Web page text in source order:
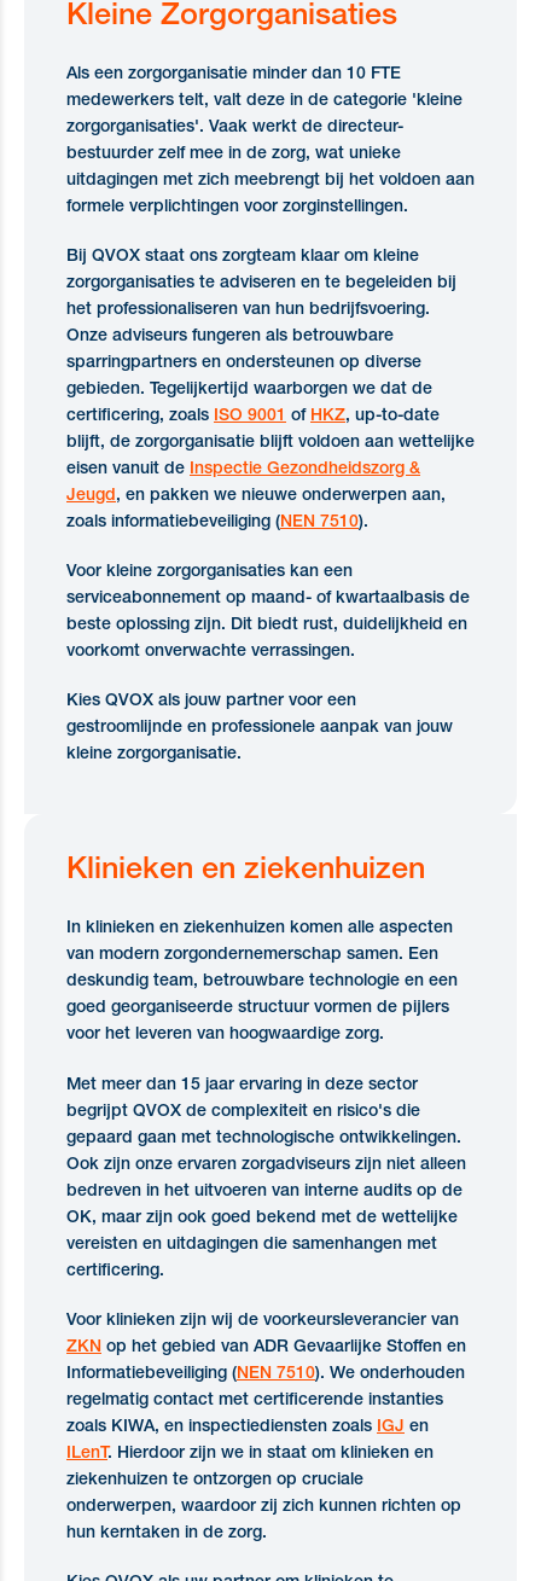
Kleine Zorgorganisaties
Als een zorgorganisatie minder dan 10 FTE
medewerkers telt, valt deze in de categorie 'kleine
zorgorganisaties'. Vaak werkt de directeur-
bestuurder zelf mee in de zorg, wat unieke
uitdagingen met zich meebrengt bij het voldoen aan
formele verplichtingen voor zorginstellingen.
Bij QVOX staat ons zorgteam klaar om kleine
zorgorganisaties te adviseren en te begeleiden bij
het professionaliseren van hun bedrijfsvoering.
Onze adviseurs fungeren als betrouwbare
sparringpartners en ondersteunen op diverse
gebieden. Tegelijkertijd waarborgen we dat de
certificering, zoals ISO 9001 of HKZ, up-to-date
blijft, de zorgorganisatie blijft voldoen aan wettelijke
eisen vanuit de Inspectie Gezondheidszorg &
Jeugd, en pakken we nieuwe onderwerpen aan,
zoals informatiebeveiliging (NEN 7510).
Voor kleine zorgorganisaties kan een
serviceabonnement op maand- of kwartaalbasis de
beste oplossing zijn. Dit biedt rust, duidelijkheid en
voorkomt onverwachte verrassingen.
Kies QVOX als jouw partner voor een
gestroomlijnde en professionele aanpak van jouw
kleine zorgorganisatie.
Klinieken en ziekenhuizen
In klinieken en ziekenhuizen komen alle aspecten
van modern zorgondernemerschap samen. Een
deskundig team, betrouwbare technologie en een
goed georganiseerde structuur vormen de pijlers
voor het leveren van hoogwaardige zorg.
Met meer dan 15 jaar ervaring in deze sector
begrijpt QVOX de complexiteit en risico's die
gepaard gaan met technologische ontwikkelingen.
Ook zijn onze ervaren zorgadviseurs zijn niet alleen
bedreven in het uitvoeren van interne audits op de
OK, maar zijn ook goed bekend met de wettelijke
vereisten en uitdagingen die samenhangen met
certificering.
Voor klinieken zijn wij de voorkeursleverancier van
ZKN op het gebied van ADR Gevaarlijke Stoffen en
Informatiebeveiliging (NEN 7510). We onderhouden
regelmatig contact met certificerende instanties
zoals KIWA, en inspectiediensten zoals IGJ en
ILenT. Hierdoor zijn we in staat om klinieken en
ziekenhuizen te ontzorgen op cruciale
onderwerpen, waardoor zij zich kunnen richten op
hun kerntaken in de zorg.